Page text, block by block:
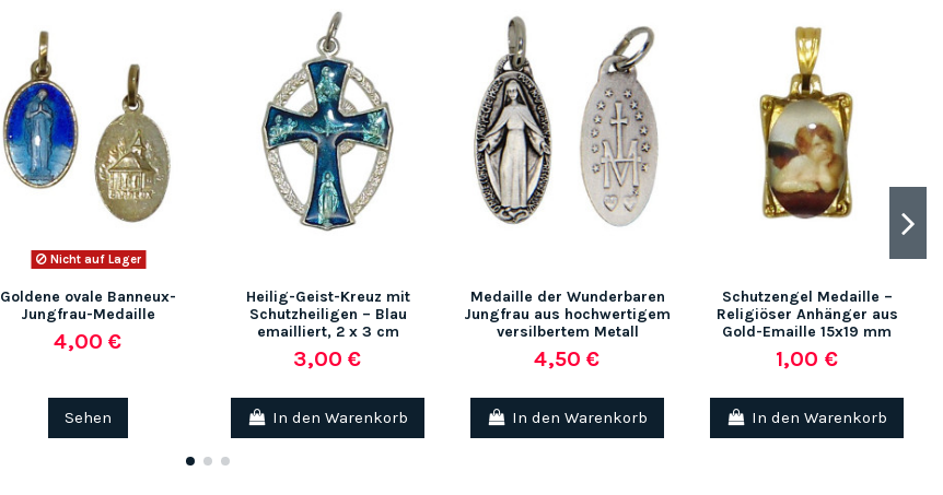
Nicht auf Lager
Goldene ovale Banneux-
Jungfrau-Medaille
4,00 €
Sehen
Heilig-Geist-Kreuz mit
Schutzheiligen – Blau
emailliert, 2 x 3 cm
3,00 €
In den Warenkorb
Medaille der Wunderbaren
Jungfrau aus hochwertigem
versilbertem Metall
4,50 €
In den Warenkorb
Schutzengel Medaille –
Religiöser Anhänger aus
Gold-Emaille 15x19 mm
1,00 €
In den Warenkorb